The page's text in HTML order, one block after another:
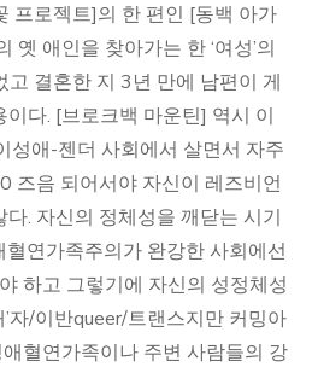
프로젝트]의 한 편인 [동백 아가
옛 애인을 찾아가는 한 ‘여성’의
고 결혼한 지 3년 만에 남편이 게
다. [브로크백 마운틴] 역시 이
성애-젠더 사회에서 살면서 자주
즈음 되어서야 자신이 레즈비언
. 자신의 정체성을 깨닫는 시기
연가족주의가 완강한 사회에선
하고 그렇기에 자신의 성정체성
자/이반queer/트랜스지만 커밍아
혈연가족이나 주변 사람들의 강